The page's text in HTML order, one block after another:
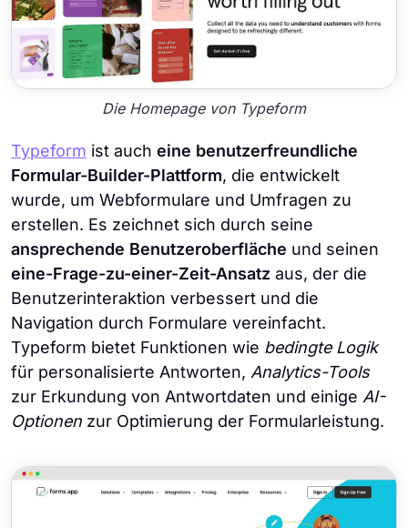
Die Homepage von Typeform
Typeform ist auch eine benutzerfreundliche
Formular-Builder-Plattform, die entwickelt
wurde, um Webformulare und Umfragen zu
erstellen. Es zeichnet sich durch seine
ansprechende Benutzeroberfläche und seinen
eine-Frage-zu-einer-Zeit-Ansatz aus, der die
Benutzerinteraktion verbessert und die
Navigation durch Formulare vereinfacht.
Typeform bietet Funktionen wie bedingte Logik
für personalisierte Antworten, Analytics-Tools
zur Erkundung von Antwortdaten und einige AI-
Optionen zur Optimierung der Formularleistung.